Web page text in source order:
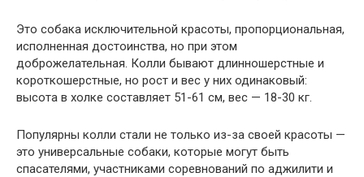
Это собака исключительной красоты, пропорциональная,
исполненная достоинства, но при этом
доброжелательная. Колли бывают длинношерстные и
короткошерстные, но рост и вес у них одинаковый:
высота в холке составляет 51-61 см, вес — 18-30 кг.
Популярны колли стали не только из-за своей красоты —
это универсальные собаки, которые могут быть
спасателями, участниками соревнований по аджилити и